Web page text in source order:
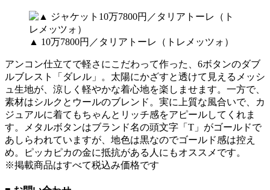
▲ 10万7800円／タリアトーレ（トレメッツォ）
アンコン仕立てで軽さにこだわって作った、6ボタンのダブ
ルブレスト「ダレル」。太陽にかざすと透けて見えるメッシ
ュ生地が、涼しく軽やかな着心地を楽しませます。一方で、
素材はシルクとウールのブレンド。実に上質な風合いで、カ
ジュアルに着てもちゃんとリッチ感をアピールしてくれま
す。メタルボタンはブランド名の頭文字「T」がゴールドで
あしらわれていますが、地色は黒なのでゴールド感は控え
め。ピッカピカの金に抵抗がある人にもオススメです。
※掲載商品はすべて税込み価格です